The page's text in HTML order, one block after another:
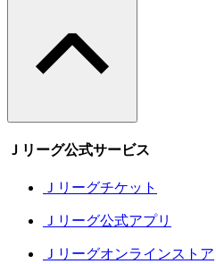
Ｊリーグ公式サービス
Ｊリーグチケット
Ｊリーグ公式アプリ
Ｊリーグオンラインストア